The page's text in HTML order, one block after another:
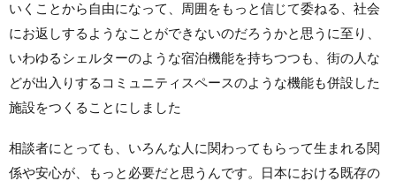
いくことから自由になって、周囲をもっと信じて委ねる、社会
にお返しするようなことができないのだろうかと思うに至り、
いわゆるシェルターのような宿泊機能を持ちつつも、街の人な
どが出入りするコミュニティスペースのような機能も併設した
施設をつくることにしました
相談者にとっても、いろんな人に関わってもらって生まれる関
係や安心が、もっと必要だと思うんです。日本における既存の